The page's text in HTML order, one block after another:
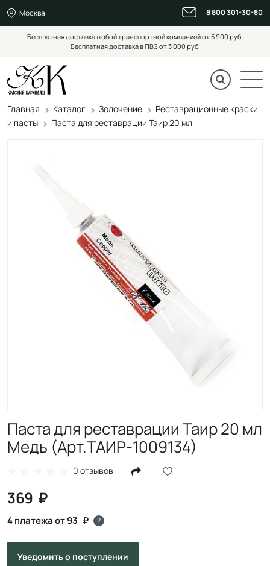
Москва 8 800 301-30-80
Бесплатная доставка любой транспортной компанией от 5 900 руб.
Бесплатная доставка в ПВЗ от 3 000 руб.
Главная Каталог Золочение
Реставрационные краски
и пасты
Паста для реставрации Таир 20 мл
Паста для реставрации Таир 20 мл
Медь (Арт.ТАИР-1009134)
0 отзывов
369
4 платежа от 93 ?
Уведомитьо поступлении